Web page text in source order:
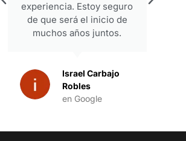
experiencia. Estoy seguro
de que será el inicio de
muchos años juntos.
Israel Carbajo
Robles
en Google